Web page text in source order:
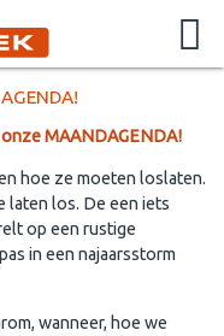
MAANDAGENDA!
hoe ze moeten loslaten.
laten los. De een iets
op een rustige
in een najaarsstorm
wanneer, hoe we